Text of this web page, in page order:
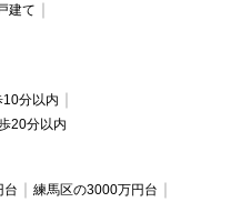
建て
分以内
20分以内
台
練馬区の3000万円台